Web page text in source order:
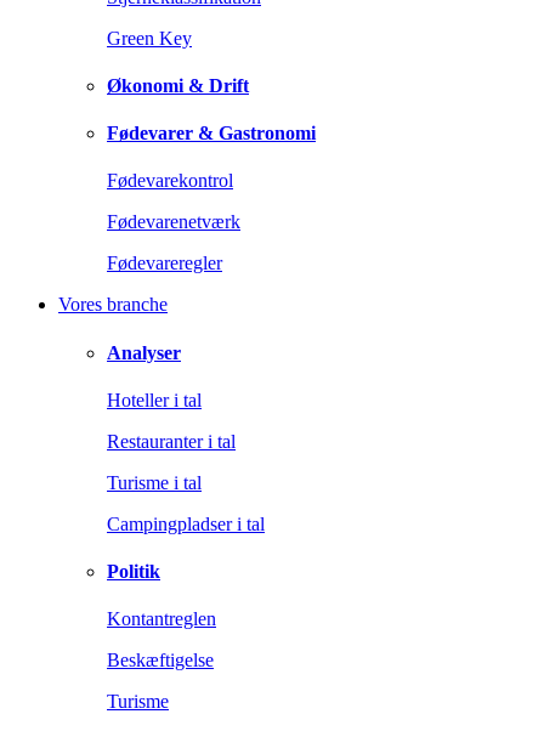
Green Key
Økonomi & Drift
Fødevarer & Gastronomi
Fødevarekontrol
Fødevarenetværk
Fødevareregler
Vores branche
Analyser
Hoteller i tal
Restauranter i tal
Turisme i tal
Campingpladser i tal
Politik
Kontantreglen
Beskæftigelse
Turisme